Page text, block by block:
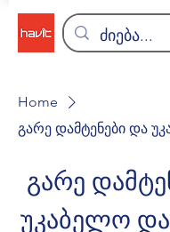
Home
გარე დამტენები და
გარე
უკაბელო